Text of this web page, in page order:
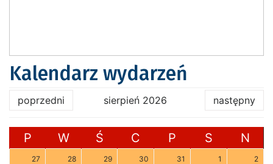
Kalendarz wydarzeń
poprzedni sierpień 2026 następny
P W Ś C P S N
27 28 29 30 31 1 2